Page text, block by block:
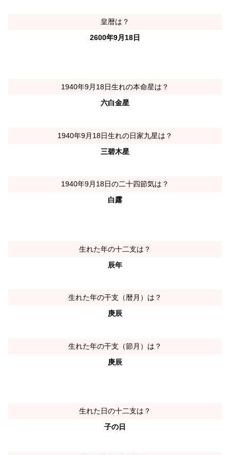
皇暦は？
2600年9月18日
1940年9月18日生れの本命星は？
六白金星
1940年9月18日生れの日家九星は？
三碧木星
1940年9月18日の二十四節気は？
白露
生れた年の十二支は？
辰年
生れた年の干支（暦月）は？
庚辰
生れた年の干支（節月）は？
庚辰
生れた日の十二支は？
子の日